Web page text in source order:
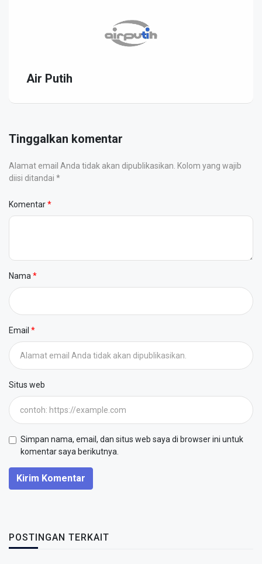
Air Putih
Tinggalkan komentar
Alamat email Anda tidak akan dipublikasikan. Kolom yang wajib
diisi ditandai *
Komentar
Nama
Email
Situs web
Simpan nama, email, dan situs web saya di browser ini untuk
komentar saya berikutnya.
Kirim Komentar
POSTINGAN TERKAIT